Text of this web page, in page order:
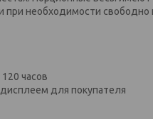
при необходимости
часов
для покупателя